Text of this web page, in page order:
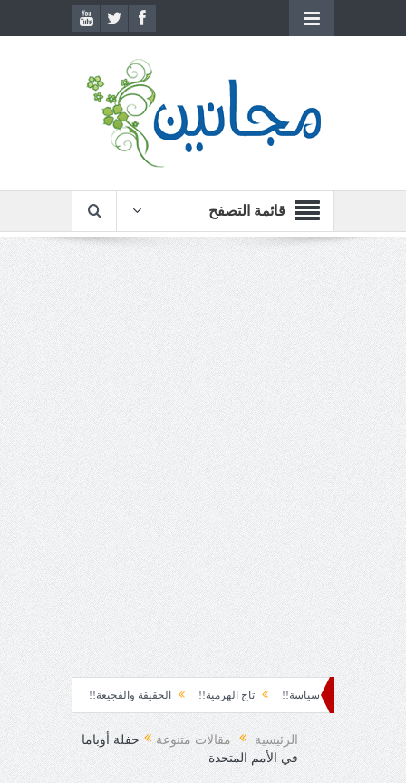
قائمة التصفح
سياسة!! تاج الهرمية!! الحقيقة والفجيعة!! لِقاءُ في المَطَرِ!
الرئيسية مقالات متنوعة
حفلة أوباما
في الأمم المتحدة